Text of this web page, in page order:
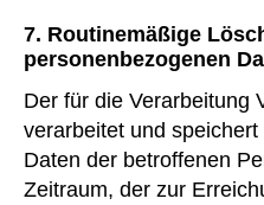
7. Routinemäßige
personenbezogenen
Der für die Verarbeitung
verarbeitet und
Daten der betroffenen
Zeitraum, der zur